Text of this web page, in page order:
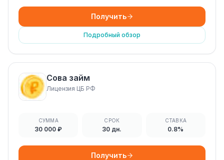
Получить
Подробный обзор
Сова займ
Лицензия ЦБ РФ
СУММА
30 000 ₽
СРОК
30 дн.
СТАВКА
0.8%
Получить